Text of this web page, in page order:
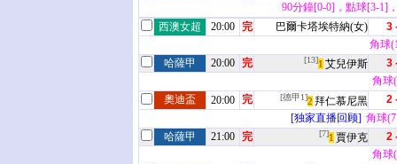
90分鐘[0-0]，點球[3-1]
西澳女超
20:00 完 巴爾卡塔埃特納(女)
3
角球
哈薩甲
20:00 完 [13]1 艾兒伊斯
3
角球
奧迪盃
20:00 完 [德甲1]2 拜仁慕尼黑
2
[独家直播回顾] 角球
哈薩甲
21:00 完 [7]1 賈伊克
2
角球